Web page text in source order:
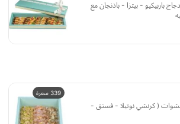
باربيكيو - بيتزا - باذنجان مع
339 سعرة
( كرنشي نوتيلا - فستق -